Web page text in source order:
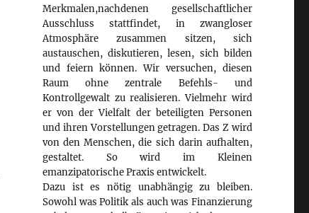
Merkmalen,nachdenen gesellschaftlicher
Ausschluss stattfindet, in zwangloser
Atmosphäre zusammen sitzen, sich
austauschen, diskutieren, lesen, sich bilden
und feiern können. Wir versuchen, diesen
Raum ohne zentrale Befehls- und
Kontrollgewalt zu realisieren. Vielmehr wird
er von der Vielfalt der beteiligten Personen
und ihren Vorstellungen getragen. Das Z wird
von den Menschen, die sich darin aufhalten,
gestaltet. So wird im Kleinen
emanzipatorische Praxis entwickelt.
Dazu ist es nötig unabhängig zu bleiben.
Sowohl was Politik als auch was Finanzierung